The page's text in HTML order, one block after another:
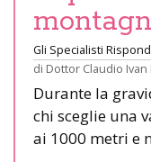
Gli Specialisti
di Dottor Claudio Ivan
Durante la
chi sceglie una
ai 1000 metri e